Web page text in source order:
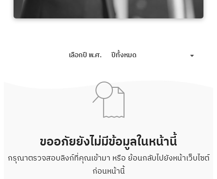
เลือกปี พ.ศ. ปีทั้งหมด
ขออภัยยังไม่มีข้อมูลในหน้านี้
กรุณาตรวจสอบลิงก์ที่คุณเข้ามา หรือ ย้อนกลับไปยังหน้าเว็บไซต์
ก่อนหน้านี้